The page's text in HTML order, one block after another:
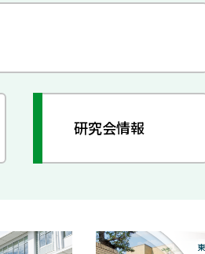
研究会情報